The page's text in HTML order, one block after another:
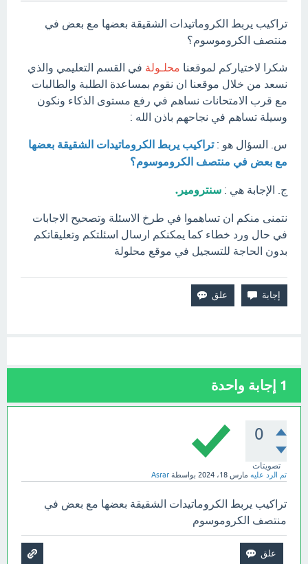
تراكيب يربط الكروماتيدات الشقيقة بعضها مع بعض في
منتصف الكروموسوم؟
شكرا لاختياركم لموقعنا محلـولة في القسم التعليمي والذي
نسعد من خلال موقعنا ان نقوم بمساعدة الطلبة والطالبات
مع قرب الامتحانات نساهم في رفع مستوى الذكاء ونكون
وسيلة تساهم في نجاحهم باذن الله :
س. السؤال هو :تراكيب يربط الكروماتيدات الشقيقة بعضها
مع بعض في منتصف الكروموسوم؟
ج. الإجابة هي : سنترومير.
نتمنى منكم ان تساهموا في طرخ الاسئلة وتصحيح الاجابات
في حال ورد خطاء كما يمكنكم ارسال اسئلتكم وتعليقاتكم
بدون الحاجة للتسجيل في موقع محلولة
1 إجابة واحدة
0
تصويتات
تم الرد عليه مارس 18، 2024 بواسطة Asrar
تراكيب يربط الكروماتيدات الشقيقة بعضها مع بعض في
منتصف الكروموسوم